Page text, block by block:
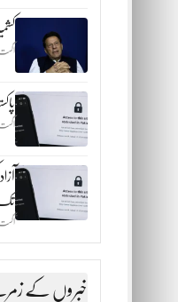
اگست 5,
اگست 4,
تک
اگست 3,
خبروں کے